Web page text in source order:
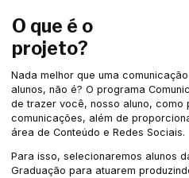
O que é o
projeto?
Nada melhor que uma
alunos, não é? O programa
de trazer você, nosso aluno, como
comunicações, além de
área de Conteúdo e Redes Sociais.
Para isso, selecionaremos alunos
Graduação para atuarem